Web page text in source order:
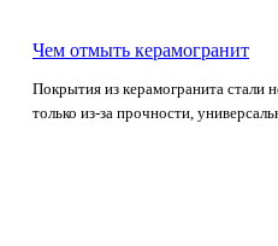
Чем отмыть керамогранит
Покрытия из керамогранита стали
только из-за прочности,